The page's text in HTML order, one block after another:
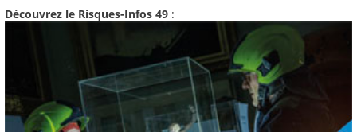
Découvrez le Risques-Infos 49 :